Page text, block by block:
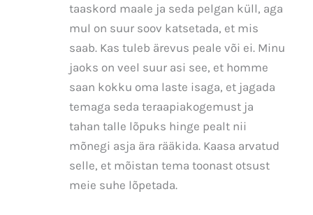
taaskord maale ja seda pelgan küll, aga
mul on suur soov katsetada, et mis
saab. Kas tuleb ärevus peale või ei. Minu
jaoks on veel suur asi see, et homme
saan kokku oma laste isaga, et jagada
temaga seda teraapiakogemust ja
tahan talle lõpuks hinge pealt nii
mõnegi asja ära rääkida. Kaasa arvatud
selle, et mõistan tema toonast otsust
meie suhe lõpetada.